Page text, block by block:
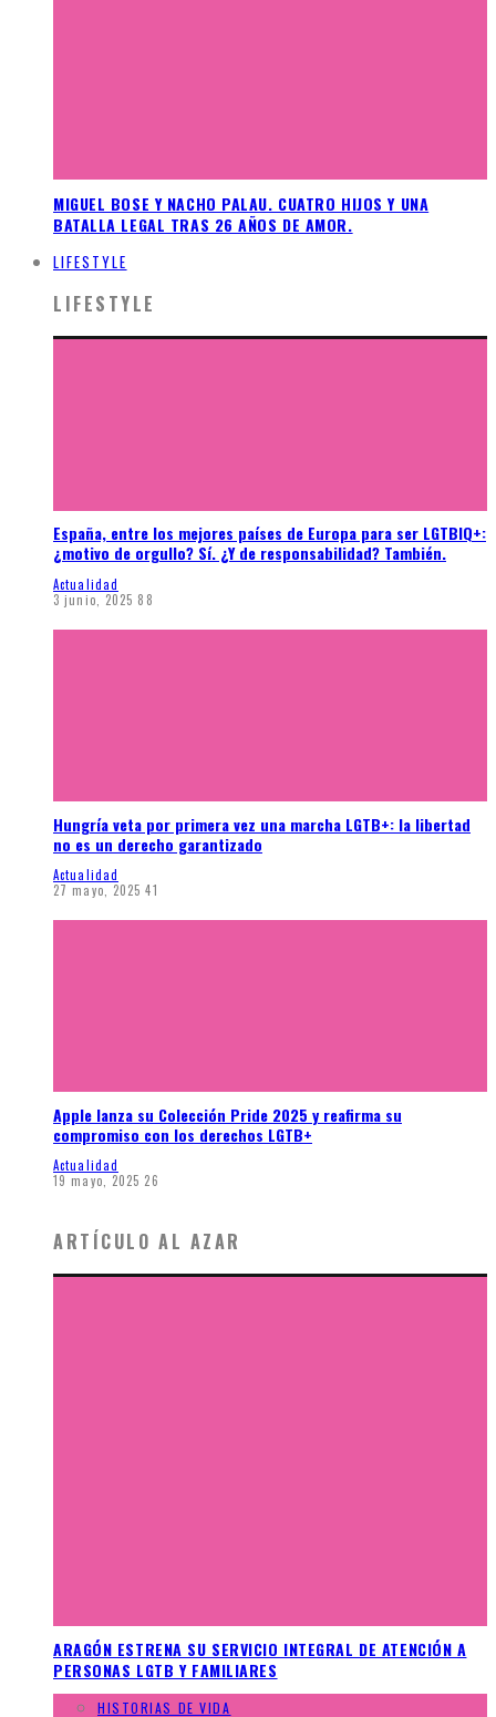
MIGUEL BOSE Y NACHO PALAU. CUATRO HIJOS Y UNA
BATALLA LEGAL TRAS 26 AÑOS DE AMOR.
LIFESTYLE
LIFESTYLE
España, entre los mejores países de Europa para ser LGTBIQ+:
¿motivo de orgullo? Sí. ¿Y de responsabilidad? También.
Actualidad
3 junio, 2025 88
Hungría veta por primera vez una marcha LGTB+: la libertad
no es un derecho garantizado
Actualidad
27 mayo, 2025 41
Apple lanza su Colección Pride 2025 y reafirma su
compromiso con los derechos LGTB+
Actualidad
19 mayo, 2025 26
ARTÍCULO AL AZAR
ARAGÓN ESTRENA SU SERVICIO INTEGRAL DE ATENCIÓN A
PERSONAS LGTB Y FAMILIARES
HISTORIAS DE VIDA